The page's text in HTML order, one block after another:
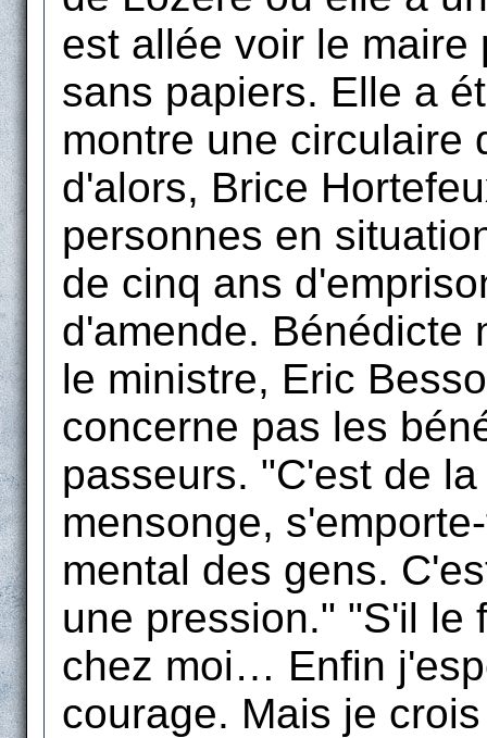
est allée voir le
sans papiers. Elle a
montre une circulaire
d'alors, Brice
personnes en
de cinq ans
d'amende. Bénédicte
le ministre, Eric
concerne pas les
passeurs. "C'est de
mensonge,
mental des gens.
une pression." "S'il le
chez moi… Enfin
courage. Mais je